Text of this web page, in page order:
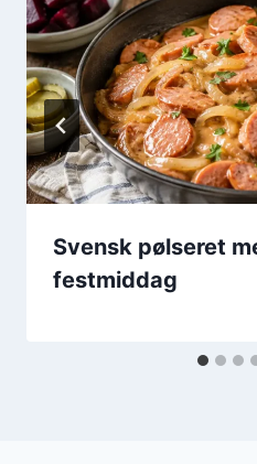
Svensk pølseret
festmiddag